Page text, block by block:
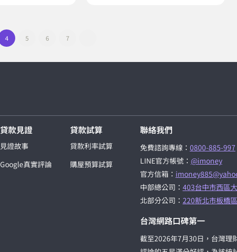
4 5 6 7
貸款見證
見證故事
Google真實評論
貸款試算
貸款利率試算
購屋預算試算
聯絡我們
免費諮詢專線： 0800-885-997
LINE官方帳號： @imoney
官方信箱：
中部總公司： 403台中市西區
北部分公司： 220新北市板橋
台灣網路口碑第一
截至2026年7月30日，台灣理